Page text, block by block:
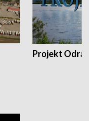
Projekt Odra